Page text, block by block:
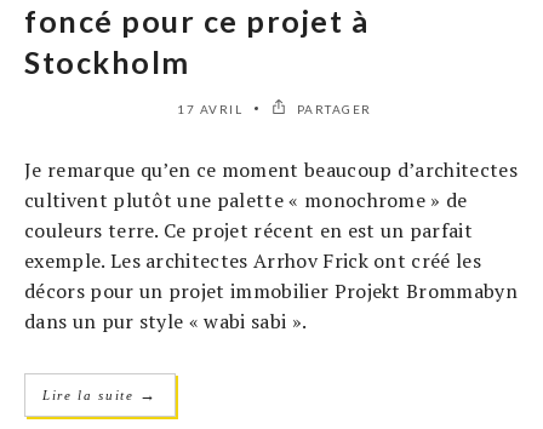
foncé pour ce projet à
Stockholm
17 AVRIL PARTAGER
Je remarque qu’en ce moment beaucoup d’architectes
cultivent plutôt une palette « monochrome » de
couleurs terre. Ce projet récent en est un parfait
exemple. Les architectes Arrhov Frick ont créé les
décors pour un projet immobilier Projekt Brommabyn
dans un pur style « wabi sabi ».
Lire la suite →